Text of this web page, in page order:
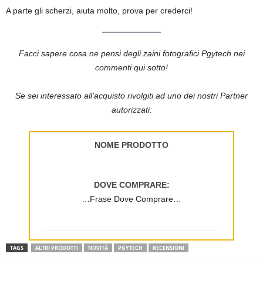
A parte gli scherzi, aiuta molto, prova per crederci!
Facci sapere cosa ne pensi degli zaini fotografici Pgytech nei
commenti qui sotto!
Se sei interessato all’acquisto rivolgiti ad uno dei nostri Partner
autorizzati:
NOME PRODOTTO
DOVE COMPRARE:
…Frase Dove Comprare…
TAGS ALTRI PRODOTTI NOVITÀ PGYTECH RECENSIONI